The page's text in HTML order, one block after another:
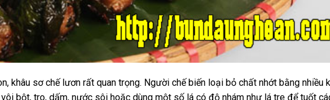
khâu sơ chế lươn rất quan trọng. Người chế biến loại bỏ chất nhớt bằng nhiều
bột, tro, dấm, nước sôi hoặc dùng một số lá có độ nhám như lá tre để tuốt